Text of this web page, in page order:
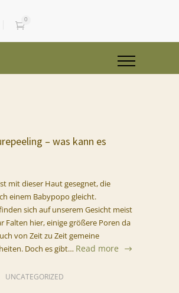
0
– was kann es
mit dieser Haut gesegnet, die
einem Babypopo gleicht.
sich auf unserem Gesicht meist
Falten hier, einige größere Poren da
von Zeit zu Zeit gemeine
Doch es gibt… Read more
UNCATEGORIZED